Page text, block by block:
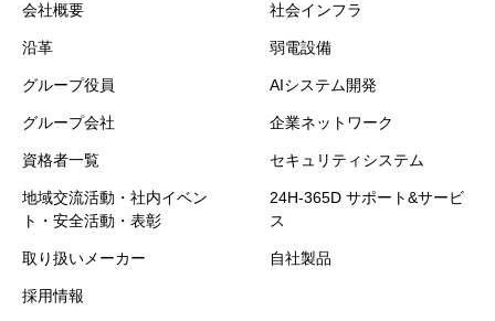
会社概要
沿革
グループ役員
グループ会社
資格者一覧
地域交流活動・社内イベン
ト・安全活動・表彰
取り扱いメーカー
採用情報
社会インフラ
弱電設備
AIシステム開発
企業ネットワーク
セキュリティシステム
24H-365D サポート&サービ
ス
自社製品